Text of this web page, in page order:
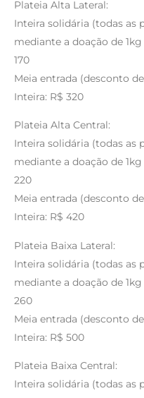
Plateia Alta Lateral:
Inteira solidária (todas as
mediante a doação de
170
Meia entrada (desconto de
Inteira: R$ 320
Plateia Alta Central:
Inteira solidária (todas as
mediante a doação de
220
Meia entrada (desconto de
Inteira: R$ 420
Plateia Baixa Lateral:
Inteira solidária (todas as
mediante a doação de
260
Meia entrada (desconto
Inteira: R$ 500
Plateia Baixa Central:
Inteira solidária (todas as